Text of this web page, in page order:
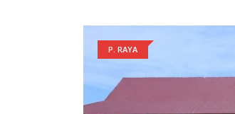
P. RAYA